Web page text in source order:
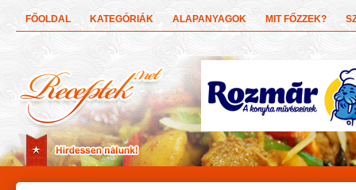
FŐOLDAL KATEGÓRIÁK ALAPANYAGOK MIT FŐZZEK?